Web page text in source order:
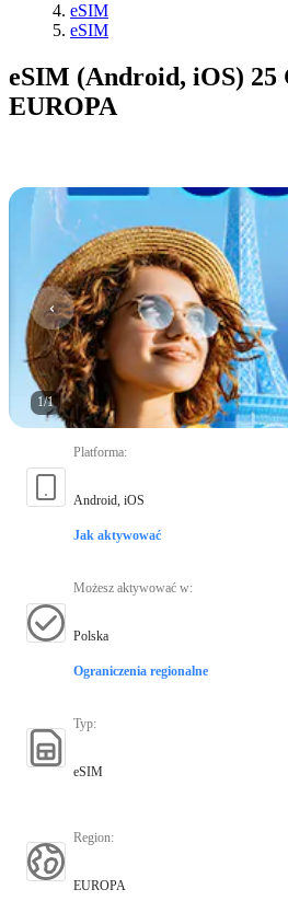
eSIM
eSIM
eSIM (Android, iOS) 25
EUROPA
1/1
Platforma:
Android, iOS
Jak aktywować
Możesz aktywować w:
Polska
Ograniczenia regionalne
Typ:
eSIM
Region:
EUROPA